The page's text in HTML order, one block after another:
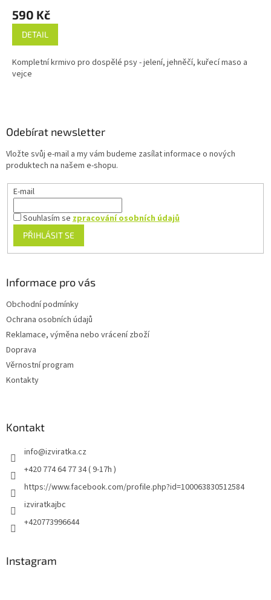
590 Kč
DETAIL
Kompletní krmivo pro dospělé psy - jelení, jehněčí, kuřecí maso a
vejce
Odebírat newsletter
Vložte svůj e-mail a my vám budeme zasílat informace o nových
produktech na našem e-shopu.
E-mail
Souhlasím sezpracování osobních údajů
PŘIHLÁSIT SE
Informace pro vás
Obchodní podmínky
Ochrana osobních údajů
Reklamace, výměna nebo vrácení zboží
Doprava
Věrnostní program
Kontakty
Kontakt
info@izviratka.cz
+420 774 64 77 34 ( 9-17h )
https://www.facebook.com/profile.php?id=100063830512584
izviratkajbc
+420773996644
Instagram